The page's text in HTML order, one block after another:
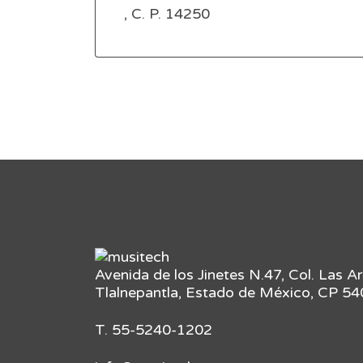
, C. P. 14250
Avenida de los Jinetes N.47, Col. Las
Tlalnepantla, Estado de México, CP
T. 55-5240-1202